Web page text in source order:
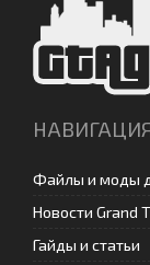
Файлы и моды
Новости Grand
Гайды и статьи